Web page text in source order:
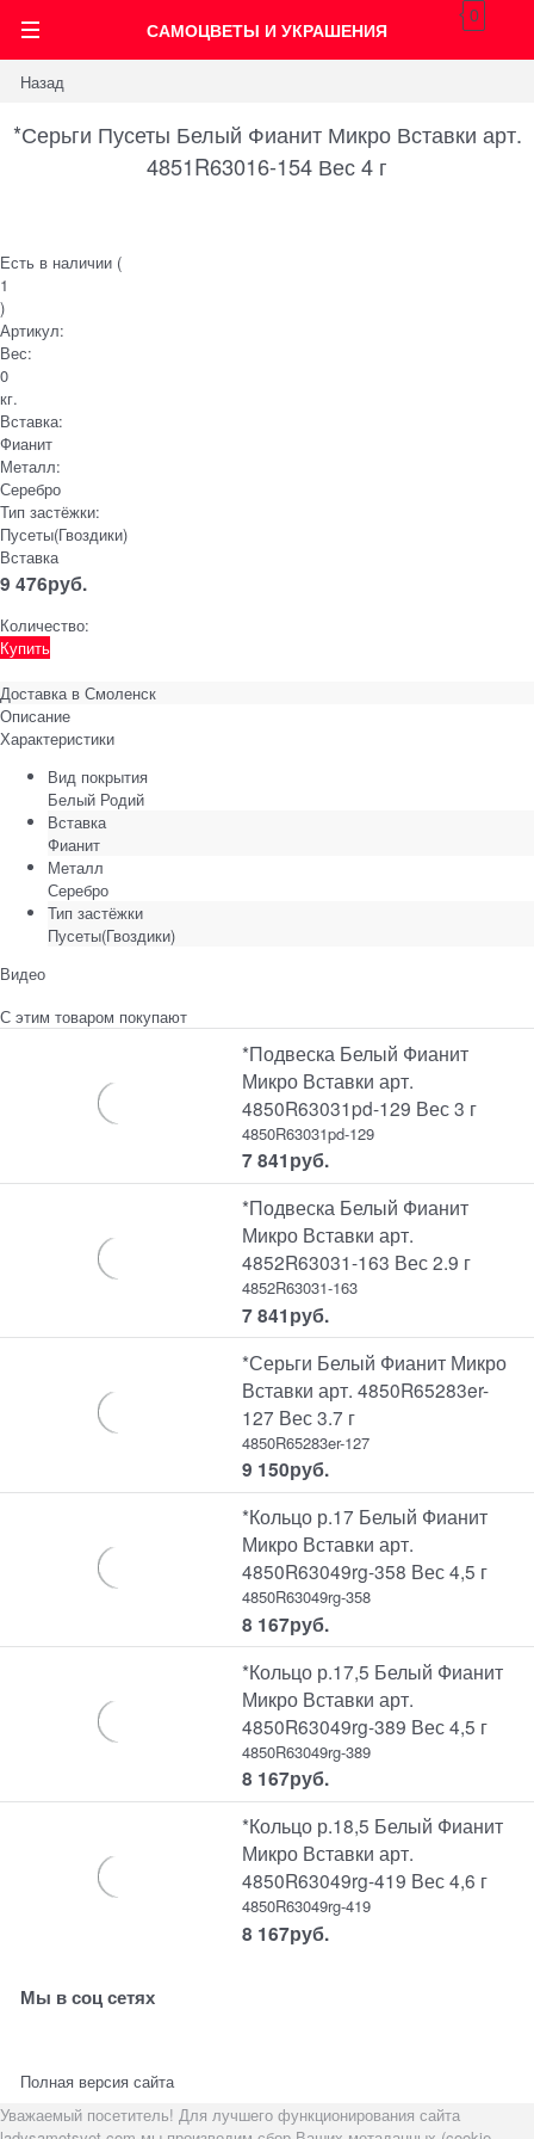
САМОЦВЕТЫ И УКРАШЕНИЯ
0
Назад
*Серьги Пусеты Белый Фианит Микро Вставки арт.
4851R63016-154 Вес 4 г
Есть в наличии (
1
)
Артикул:
Вес:
0
кг.
Вставка:
Фианит
Металл:
Серебро
Тип застёжки:
Пусеты(Гвоздики)
Вставка
9 476руб.
Количество:
Купить
Доставка в Смоленск
Описание
Характеристики
Вид покрытия
Белый Родий
Вставка
Фианит
Металл
Серебро
Тип застёжки
Пусеты(Гвоздики)
Видео
С этим товаром покупают
*Подвеска Белый Фианит
Микро Вставки арт.
4850R63031pd-129 Вес 3 г
4850R63031pd-129
7 841руб.
*Подвеска Белый Фианит
Микро Вставки арт.
4852R63031-163 Вес 2.9 г
4852R63031-163
7 841руб.
*Серьги Белый Фианит Микро
Вставки арт. 4850R65283er-
127 Вес 3.7 г
4850R65283er-127
9 150руб.
*Кольцо р.17 Белый Фианит
Микро Вставки арт.
4850R63049rg-358 Вес 4,5 г
4850R63049rg-358
8 167руб.
*Кольцо р.17,5 Белый Фианит
Микро Вставки арт.
4850R63049rg-389 Вес 4,5 г
4850R63049rg-389
8 167руб.
*Кольцо р.18,5 Белый Фианит
Микро Вставки арт.
4850R63049rg-419 Вес 4,6 г
4850R63049rg-419
8 167руб.
Мы в соц сетях
Полная версия сайта
Уважаемый посетитель! Для лучшего функционирования сайта